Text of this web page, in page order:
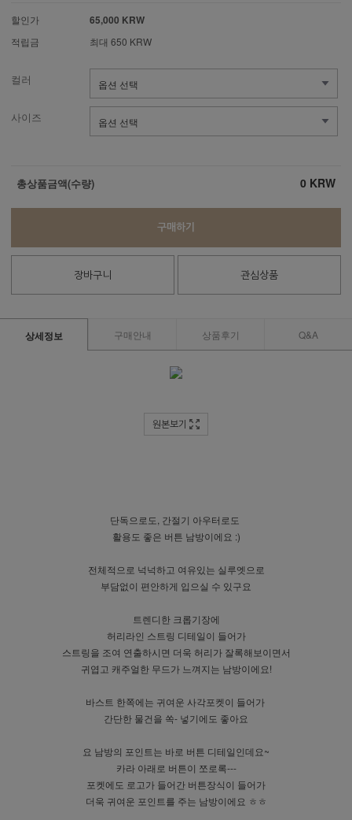
할인가 65,000 KRW
적립금 최대 650 KRW
컬러
사이즈
총상품금액(수량) 0 KRW
구매하기
장바구니 관심상품
상세정보 구매안내 상품후기 Q&A
원본보기
단독으로도, 간절기 아우터로도
활용도 좋은 버튼 남방이에요 :)
전체적으로 넉넉하고 여유있는 실루엣으로
부담없이 편안하게 입으실 수 있구요
트렌디한 크롭기장에
허리라인 스트링 디테일이 들어가
스트링을 조여 연출하시면 더욱 허리가 잘록해보이면서
귀엽고 캐주얼한 무드가 느껴지는 남방이에요!
바스트 한쪽에는 귀여운 사각포켓이 들어가
간단한 물건을 쏙- 넣기에도 좋아요
요 남방의 포인트는 바로 버튼 디테일인데요~
카라 아래로 버튼이 쪼로록---
포켓에도 로고가 들어간 버튼장식이 들어가
더욱 귀여운 포인트를 주는 남방이에요 ㅎㅎ